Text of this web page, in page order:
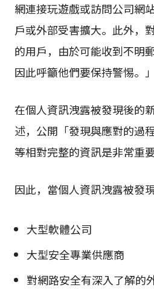
網連接玩遊戲或訪問公司網
戶或外部受害擴大。此外，
的用戶，由於可能收到不明
因此呼籲他們要保持警惕。
在個人資訊洩露被發現後的
述，公開「發現與應對的過
等相對完整的資訊是非常重要
因此，當個人資訊洩露被發現
大型軟體公司
大型安全專業供應商
對網路安全有深入了解的